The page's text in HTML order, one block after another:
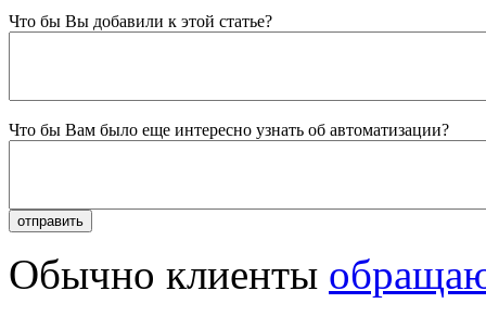
Что бы Вы добавили к этой статье?
Что бы Вам было еще интересно узнать об автоматизации?
Обычно клиенты